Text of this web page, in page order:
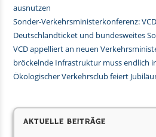
ausnutzen
Sonder-Verkehrsministerkonferenz:
Deutschlandticket und bundesweites
VCD appelliert an neuen
bröckelnde Infrastruktur muss endlich
Ökologischer Verkehrsclub feiert
Aktuelle Beiträge